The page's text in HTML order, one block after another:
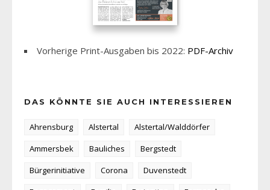
Vorherige Print-Ausgaben bis 2022: PDF-Archiv
DAS KÖNNTE SIE AUCH INTERESSIEREN
Ahrensburg Alstertal
Alstertal/Walddörfer
Ammersbek
Bauliches
Bergstedt
Bürgerinitiative
Corona
Duvenstedt